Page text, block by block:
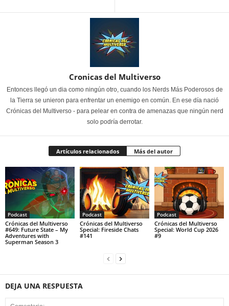
Cronicas del Multiverso
Entonces llegó un dia como ningún otro, cuando los Nerds Más Poderosos de
la Tierra se unieron para enfrentar un enemigo en común. En ese día nació
Crónicas del Multiverso - para pelear en contra de amenazas que ningún nerd
solo podría derrotar.
Artículos relacionados Más del autor
Podcast
Crónicas del Multiverso
#649: Future State – My
Adventures with
Superman Season 3
Podcast
Crónicas del Multiverso
Special: Fireside Chats
#141
Podcast
Crónicas del Multiverso
Special: World Cup 2026
#9
DEJA UNA RESPUESTA